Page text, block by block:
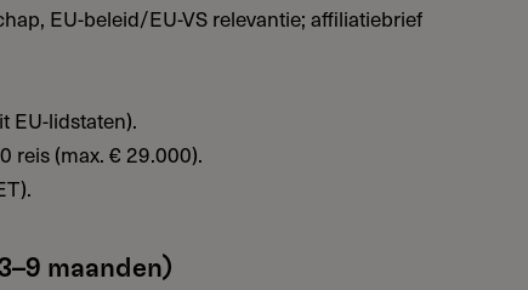
EU-beleid/EU-VS relevantie; affiliatiebrief
EU-lidstaten).
reis (max. € 29.000).
maanden)